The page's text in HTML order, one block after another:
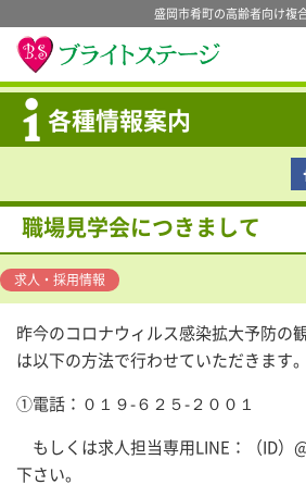
盛岡市肴町の高齢者向け複
各種情報案内
職場見学会につきまして
求人・採用情報
昨今のコロナウィルス感染拡大予防の
は以下の方法で行わせていただきます。
①電話：０１９-６２５-２００１
もしくは求人担当専用LINE：（ID）
下さい。